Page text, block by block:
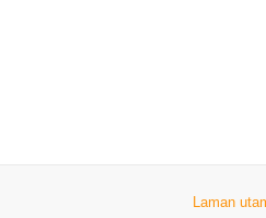
Laman